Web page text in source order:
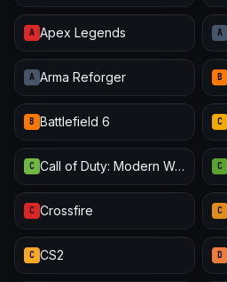
A Apex Legends A
A Arma Reforger B
B Battlefield 6 C
C Call of Duty: Modern Warfare III C
C Crossfire C
C CS2 D